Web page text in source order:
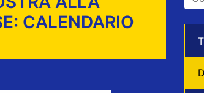
CALENDARIO